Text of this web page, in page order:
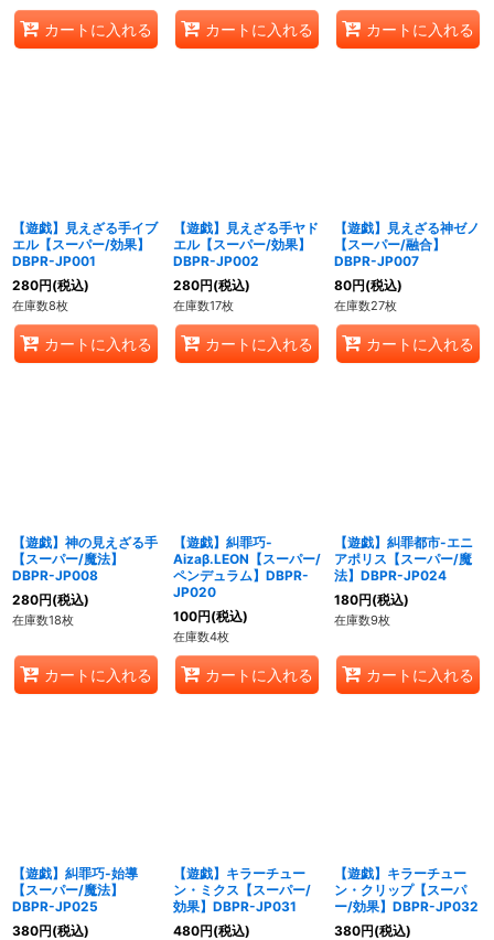
カートに入れる カートに入れる カートに入れる
【遊戯】見えざる手イブ
エル【スーパー/効果】
DBPR-JP001
280円(税込)
在庫数8枚
カートに入れる
【遊戯】見えざる手ヤド
エル【スーパー/効果】
DBPR-JP002
280円(税込)
在庫数17枚
カートに入れる
【遊戯】見えざる神ゼノ
【スーパー/融合】
DBPR-JP007
80円(税込)
在庫数27枚
カートに入れる
【遊戯】神の見えざる手
【スーパー/魔法】
DBPR-JP008
280円(税込)
在庫数18枚
カートに入れる
【遊戯】糾罪巧-
Aizaβ.LEON【スーパー/
ペンデュラム】DBPR-
JP020
100円(税込)
在庫数4枚
カートに入れる
【遊戯】糾罪都市-エニ
アポリス【スーパー/魔
法】DBPR-JP024
180円(税込)
在庫数9枚
カートに入れる
【遊戯】糾罪巧-始導
【スーパー/魔法】
DBPR-JP025
380円(税込)
【遊戯】キラーチュー
ン・ミクス【スーパー/
効果】DBPR-JP031
480円(税込)
【遊戯】キラーチュー
ン・クリップ【スーパ
ー/効果】DBPR-JP032
380円(税込)